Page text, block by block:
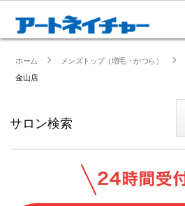
ホーム メンズトップ（増毛・かつら）
金山店
サロン検索